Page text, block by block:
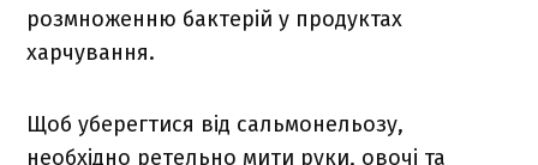
розмноженню бактерій у продуктах
харчування.
Щоб уберегтися від сальмонельозу,
необхідно ретельно мити руки, овочі та